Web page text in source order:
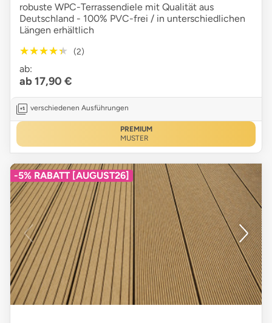
robuste WPC-Terrassendiele mit Qualität aus
Deutschland - 100% PVC-frei / in unterschiedlichen
Längen erhältlich
★★★★★
★★★★★ (2)
ab:
ab 17,90 €
verschiedenen Ausführungen
PREMIUM
MUSTER
-5% RABATT [AUGUST26]